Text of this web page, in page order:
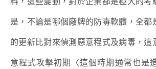
是，不論是哪個廠牌的防毒軟體，全都
的更新比對來偵測惡意程式及病毒，這
意程式攻擊初期〈這個時期通常也是